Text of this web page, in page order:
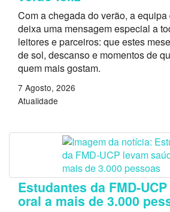
Com a chegada do verão, a
deixa uma mensagem especial a
leitores e parceiros: que estes
de sol, descanso e momentos de
quem mais gostam.
7 Agosto, 2026
Atualidade
Estudantes da FMD-
oral a mais de 3.000